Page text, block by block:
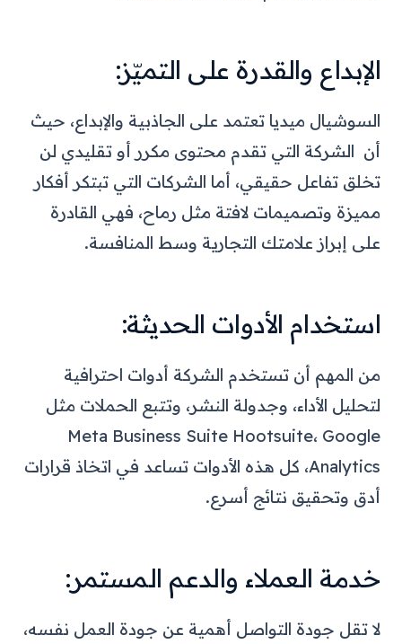
الإبداع والقدرة على التميّز:
السوشيال ميديا تعتمد على الجاذبية والإبداع، حيث
أن الشركة التي تقدم محتوى مكرر أو تقليدي لن
تخلق تفاعل حقيقي، أما الشركات التي تبتكر أفكار
مميزة وتصميمات لافتة مثل رماح، فهي القادرة
على إبراز علامتك التجارية وسط المنافسة.
استخدام الأدوات الحديثة:
من المهم أن تستخدم الشركة أدوات احترافية
لتحليل الأداء، وجدولة النشر، وتتبع الحملات مثل
Meta Business Suite Hootsuite، Google
Analytics، كل هذه الأدوات تساعد في اتخاذ قرارات
أدق وتحقيق نتائج أسرع.
خدمة العملاء والدعم المستمر:
لا تقل جودة التواصل أهمية عن جودة العمل نفسه،